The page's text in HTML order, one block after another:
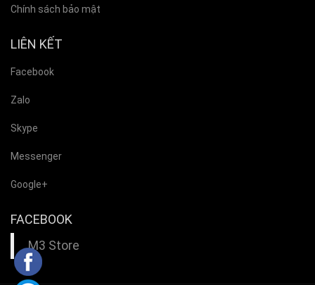
Chính sách bảo mật
LIÊN KẾT
Facebook
Zalo
Skype
Messenger
Google+
FACEBOOK
M3 Store